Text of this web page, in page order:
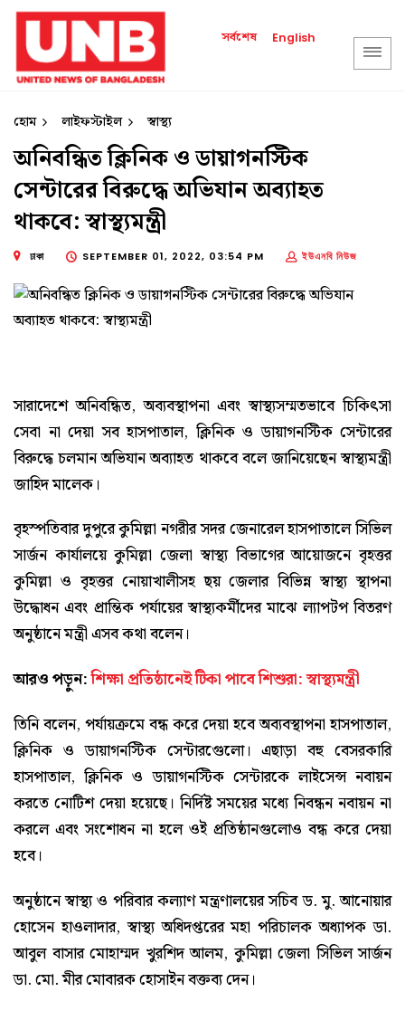
সর্বশেষ English
হোম লাইফস্টাইল স্বাস্থ্য
অনিবন্ধিত ক্লিনিক ও ডায়াগনস্টিক
সেন্টারের বিরুদ্ধে অভিযান অব্যাহত
থাকবে: স্বাস্থ্যমন্ত্রী
ঢাকা SEPTEMBER 01, 2022, 03:54 PM ইউএনবি নিউজ
সারাদেশে অনিবন্ধিত, অব্যবস্থাপনা এবং স্বাস্থ্যসম্মতভাবে চিকিৎসা
সেবা না দেয়া সব হাসপাতাল, ক্লিনিক ও ডায়াগনস্টিক সেন্টারের
বিরুদ্ধে চলমান অভিযান অব্যাহত থাকবে বলে জানিয়েছেন স্বাস্থ্যমন্ত্রী
জাহিদ মালেক।
বৃহস্পতিবার দুপুরে কুমিল্লা নগরীর সদর জেনারেল হাসপাতালে সিভিল
সার্জন কার্যালয়ে কুমিল্লা জেলা স্বাস্থ্য বিভাগের আয়োজনে বৃহত্তর
কুমিল্লা ও বৃহত্তর নোয়াখালীসহ ছয় জেলার বিভিন্ন স্বাস্থ্য স্থাপনা
উদ্ধোধন এবং প্রান্তিক পর্যায়ের স্বাস্থ্যকর্মীদের মাঝে ল্যাপটপ বিতরণ
অনুষ্ঠানে মন্ত্রী এসব কথা বলেন।
আরও পড়ুন:শিক্ষা প্রতিষ্ঠানেই টিকা পাবে শিশুরা: স্বাস্থ্যমন্ত্রী
তিনি বলেন, পর্যায়ক্রমে বন্ধ করে দেয়া হবে অব্যবস্থাপনা হাসপাতাল,
ক্লিনিক ও ডায়াগনস্টিক সেন্টারগেুলো। এছাড়া বহু বেসরকারি
হাসপাতাল, ক্লিনিক ও ডায়াগনস্টিক সেন্টারকে লাইসেন্স নবায়ন
করতে নোটিশ দেয়া হয়েছে। নির্দিষ্ট সময়ের মধ্যে নিবন্ধন নবায়ন না
করলে এবং সংশোধন না হলে ওই প্রতিষ্ঠানগুলোও বন্ধ করে দেয়া
হবে।
অনুষ্ঠানে স্বাস্থ্য ও পরিবার কল্যাণ মন্ত্রণালয়ের সচিব ড. মু. আনোয়ার
হোসেন হাওলাদার, স্বাস্থ্য অধিদপ্তরের মহা পরিচালক অধ্যাপক ডা.
আবুল বাসার মোহাম্মদ খুরশিদ আলম, কুমিল্লা জেলা সিভিল সার্জন
ডা. মো. মীর মোবারক হোসাইন বক্তব্য দেন।